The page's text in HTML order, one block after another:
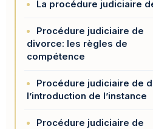
La procédure judiciaire
Procédure judiciaire de
divorce: les règles de
compétence
Procédure judiciaire de
l’introduction de l’instance
Procédure judiciaire de